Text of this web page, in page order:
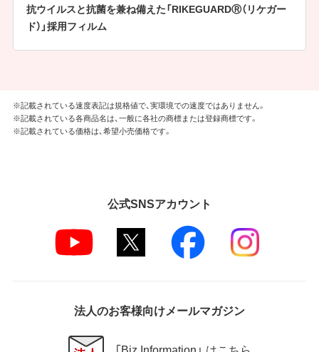
抗ウイルスと抗菌を兼ね備えた「RIKEGUARDⓇ（リケガー
ド）」採用フィルム
※記載されている速度表記は規格値で、実環境での速度ではありません。
※記載されている各商品名は、一般に各社の商標または登録商標です。
※記載されている価格は、希望小売価格です。
公式SNSアカウント
法人のお客様向けメールマガジン